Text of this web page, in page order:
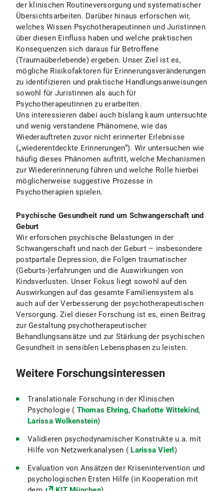
der klinischen Routineversorgung und systematischer
Übersichtsarbeiten. Darüber hinaus erforschen wir,
welches Wissen Psychotherapeutinnen und Juristinnen
über diesen Einfluss haben und welche praktischen
Konsequenzen sich daraus für Betroffene
(Traumaüberlebende) ergeben. Unser Ziel ist es,
mögliche Risikofaktoren für Erinnerungsveränderungen
zu identifizieren und praktische Handlungsanweisungen
sowohl für Juristinnen als auch für
Psychotherapeutinnen zu erarbeiten.
Uns interessieren dabei auch bislang kaum untersuchte
und wenig verstandene Phänomene, wie das
Wiederauftreten zuvor nicht erinnerter Erlebnisse
(„wiederentdeckte Erinnerungen“). Wir untersuchen wie
häufig dieses Phänomen auftritt, welche Mechanismen
zur Wiedererinnerung führen und welche Rolle hierbei
möglicherweise suggestive Prozesse in
Psychotherapien spielen.
Psychische Gesundheit rund um Schwangerschaft und
Geburt
Wir erforschen psychische Belastungen in der
Schwangerschaft und nach der Geburt – insbesondere
postpartale Depression, die Folgen traumatischer
(Geburts-)erfahrungen und die Auswirkungen von
Kindsverlusten. Unser Fokus liegt sowohl auf den
Auswirkungen auf das gesamte Familiensystem als
auch auf der Verbesserung der psychotherapeutischen
Versorgung. Ziel dieser Forschung ist es, einen Beitrag
zur Gestaltung psychotherapeutischer
Behandlungsansätze und zur Stärkung der psychischen
Gesundheit in sensiblen Lebensphasen zu leisten.
Weitere Forschungsinteressen
Translationale Forschung in der Klinischen
Psychologie ( Thomas Ehring,Charlotte Wittekind,
Larissa Wolkenstein)
Validieren psychodynamischer Konstrukte u.a. mit
Hilfe von Netzwerkanalysen ( Larissa Vierl )
Evaluation von Ansätzen der Krisenintervention und
psychologischen Ersten Hilfe (in Kooperation mit